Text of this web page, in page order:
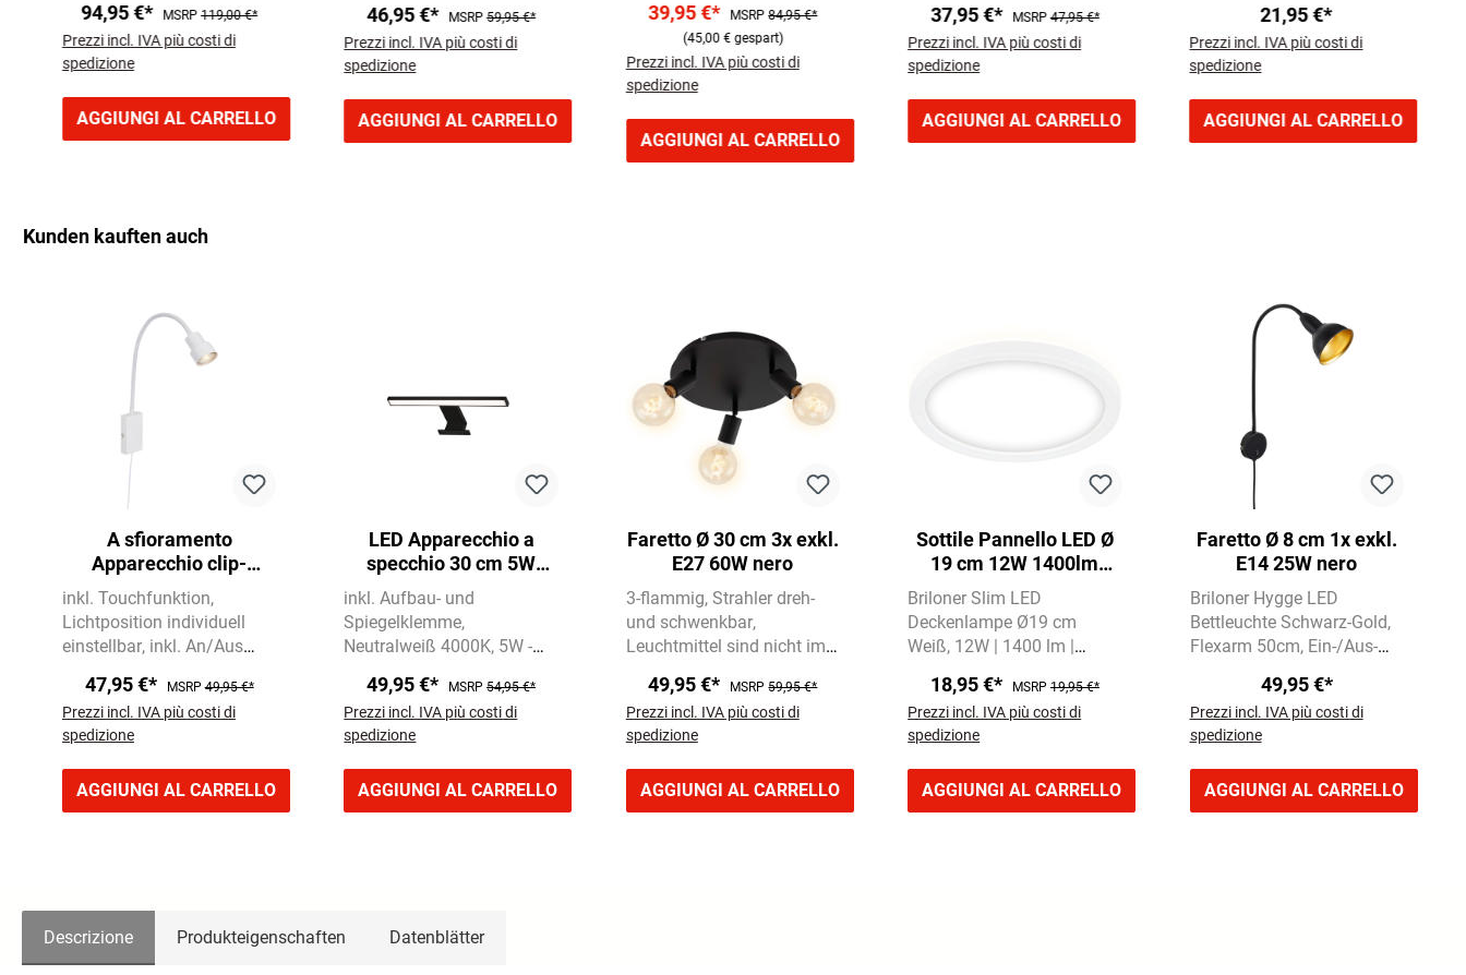
94,95 €* MSRP119,00 €*
Prezzi incl. IVA più costi di
spedizione
AGGIUNGI AL CARRELLO
46,95 €* MSRP59,95 €*
Prezzi incl. IVA più costi di
spedizione
AGGIUNGI AL CARRELLO
39,95 €* MSRP84,95 €*
(45,00 € gespart)
Prezzi incl. IVA più costi di
spedizione
AGGIUNGI AL CARRELLO
37,95 €* MSRP47,95 €*
Prezzi incl. IVA più costi di
spedizione
AGGIUNGI AL CARRELLO
Lumen | Neutralweiß 4000K
21,95 €*
Prezzi incl. IVA più costi di
spedizione
AGGIUNGI AL CARRELLO
Kunden kauften auch
A sfioramento
Apparecchio clip-
on/plug-in 69 cm 1x
GU10 5W 400lm bianco
inkl. Touchfunktion
Lichtposition individuell
einstellbar inkl. An/Aus
47,95 €* MSRP49,95 €*
Prezzi incl. IVA più costi di
spedizione
AGGIUNGI AL CARRELLO
LED Apparecchio a
specchio 30 cm 5W
500lm nero
inkl. Aufbau- und
Spiegelklemme
Neutralweiß 4000K 5W -
49,95 €* MSRP54,95 €*
Prezzi incl. IVA più costi di
spedizione
AGGIUNGI AL CARRELLO
Faretto Ø 30 cm 3x exkl.
E27 60W nero
3-flammig Strahler dreh-
und schwenkbar
Leuchtmittel sind nicht im
49,95 €* MSRP59,95 €*
Prezzi incl. IVA più costi di
spedizione
AGGIUNGI AL CARRELLO
Sottile Pannello LED Ø
19 cm 12W 1400lm
bianco
Briloner Slim LED
Deckenlampe Ø19 cm
Weiß 12W | 1400 lm |
Indirekter Backlight-Effekt
für angenehmes Raumlicht
18,95 €* MSRP19,95 €*
Prezzi incl. IVA più costi di
spedizione
AGGIUNGI AL CARRELLO
Faretto Ø 8 cm 1x exkl.
E14 25W nero
Briloner Hygge LED
Bettleuchte Schwarz-Gold
Flexarm 50cm, Ein-/Aus-
Leuchtmittel Für
Schlafzimmer &
Lesebereich, Schutzart IP20
49,95 €*
Prezzi incl. IVA più costi di
spedizione
AGGIUNGI AL CARRELLO
Descrizione Produkteigenschaften Datenblätter